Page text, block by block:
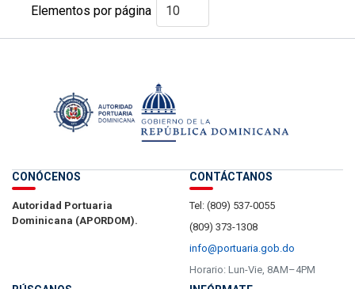
Elementos por página
CONÓCENOS
Autoridad Portuaria
Dominicana (APORDOM).
CONTÁCTANOS
Tel: (809) 537-0055
(809) 373-1308
info@portuaria.gob.do
Horario: Lun-Vie, 8AM–4PM